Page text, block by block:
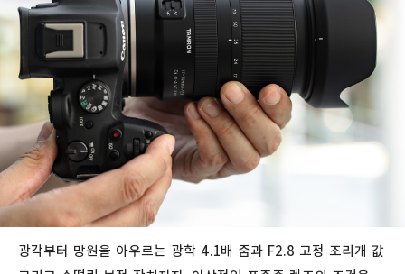
광각부터 망원을 아우르는 광학 4.1배 줌과 F2.8 고정 조리개 값